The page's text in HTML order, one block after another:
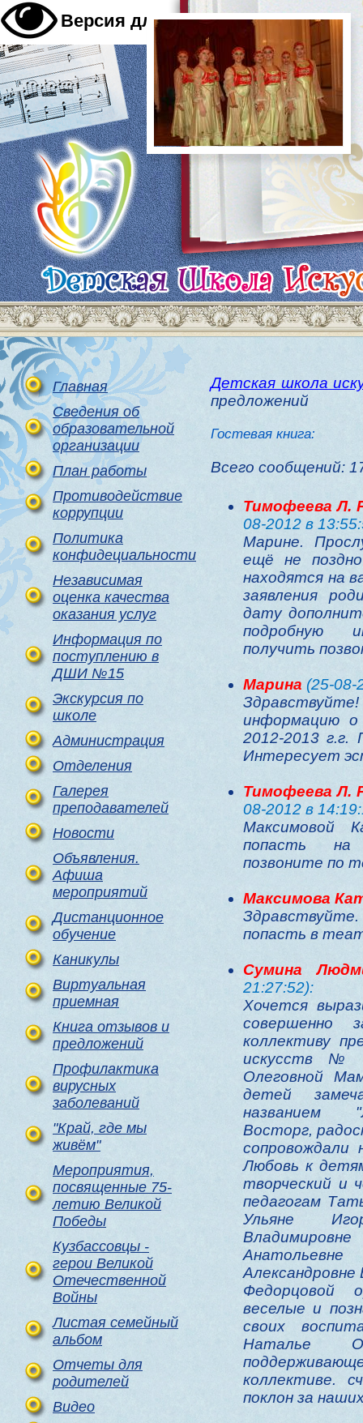
Версия для слабовидящих A A A
Главная
Сведения об
образовательной
организации
План работы
Противодействие
коррупции
Политика
конфидециальности
Независимая
оценка качества
оказания услуг
Информация по
поступлению в
ДШИ №15
Экскурсия по
школе
Администрация
Отделения
Галерея
преподавателей
Новости
Объявления.
Афиша
мероприятий
Дистанционное
обучение
Каникулы
Виртуальная
приемная
Книга отзывов и
предложений
Профилактика
вирусных
заболеваний
"Край, где мы
живём"
Мероприятия,
посвященные 75-
летию Великой
Победы
Кузбассовцы -
герои Великой
Отечественной
Войны
Листая семейный
альбом
Отчеты для
родителей
Видео
Детская школа
предложений
Гостевая книга:
Всего сообщений:
Тимофеева Л.
08-2012 в
Марине.
ещё не
находятся на
заявления
дату
подробную
получить
Марина (25-08-
информацию
2012-2013 г.г.
Интересует
Тимофеева Л.
08-2012 в
Максимовой
попасть на
позвоните по
Максимова
попасть в
Cумина
21:27:52):
Хочется
совершенно
коллективу
искусств №
Олеговной
детей
названием
Восторг,
сопровождали
Любовь к
творческий и
педагогам
Ульяне
Федорцовой
веселые и
своих
Наталье
коллективе.
поклон за